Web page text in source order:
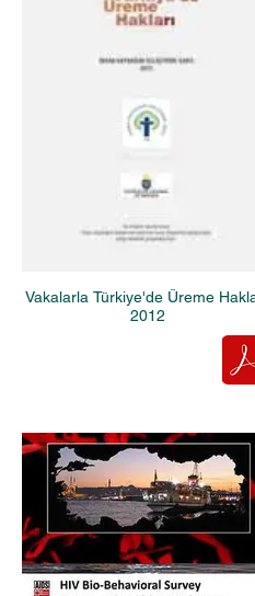
Vakalarla Türkiye'de Üreme
2012